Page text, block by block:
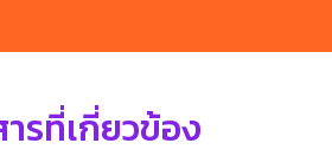
รที่เกี่ยวข้อง